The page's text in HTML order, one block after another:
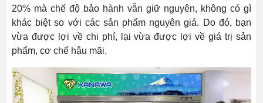
20% mà chế độ bảo hành vẫn giữ nguyên, không có gì
khác biệt so với các sản phẩm nguyên giá. Do đó, bạn
vừa được lợi về chi phí, lại vừa được lợi về giá trị sản
phẩm, cơ chế hậu mãi.